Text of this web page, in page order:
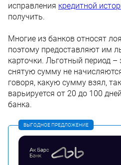
исправления кредитной
получить.
Многие из банков относят
поэтому предоставляют им
карточки. Льготный период –
снятую сумму не
говоря, какую сумму взял,
варьируется от 20 до 100
банка.
ВЫГОДНОЕ ПРЕДЛОЖЕНИЕ